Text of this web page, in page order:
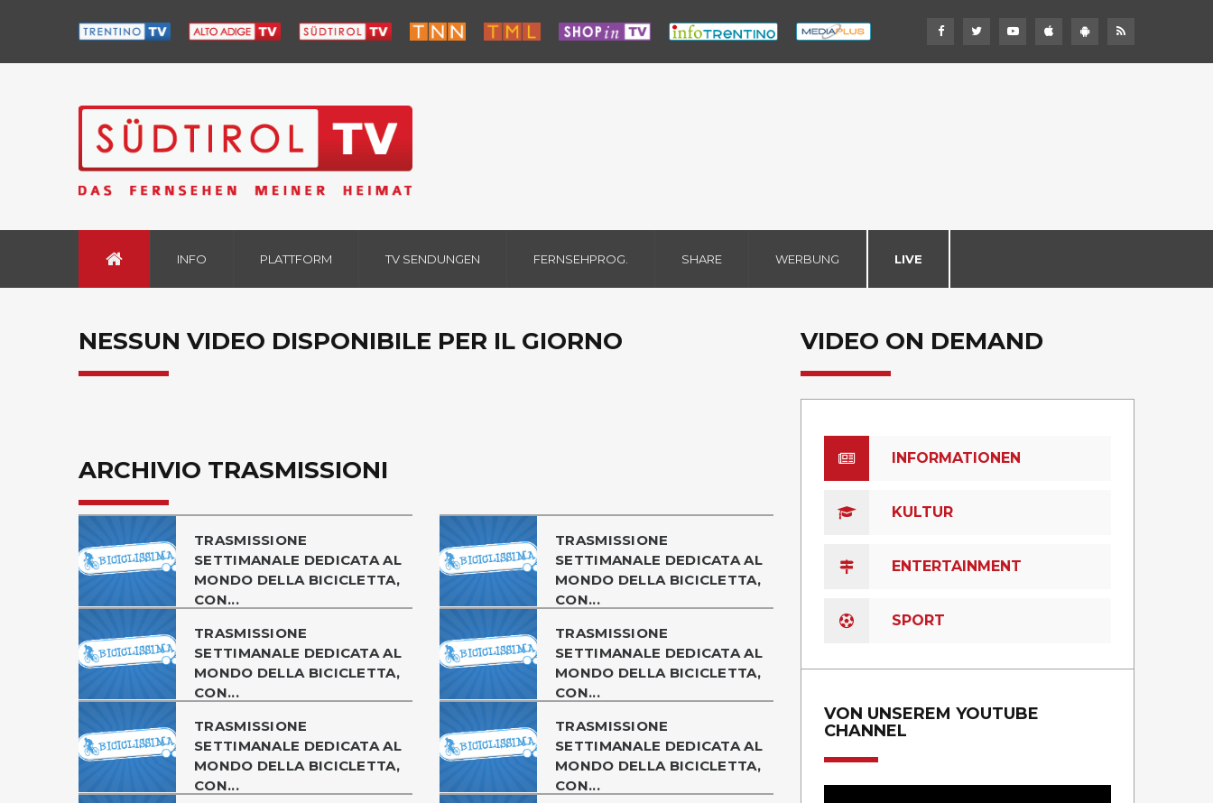
INFO PLATTFORM TV SENDUNGEN FERNSEHPROG. SHARE WERBUNG LIVE
NESSUN VIDEO DISPONIBILE PER IL GIORNO
ARCHIVIO TRASMISSIONI
TRASMISSIONE
SETTIMANALE DEDICATA AL
MONDO DELLA BICICLETTA,
CON...
TRASMISSIONE
SETTIMANALE DEDICATA AL
MONDO DELLA BICICLETTA,
CON...
TRASMISSIONE
SETTIMANALE DEDICATA AL
MONDO DELLA BICICLETTA,
CON...
TRASMISSIONE
SETTIMANALE DEDICATA AL
MONDO DELLA BICICLETTA,
CON...
TRASMISSIONE
SETTIMANALE DEDICATA AL
MONDO DELLA BICICLETTA,
CON...
TRASMISSIONE
SETTIMANALE DEDICATA AL
MONDO DELLA BICICLETTA,
CON...
VIDEO ON DEMAND
INFORMATIONEN
KULTUR
ENTERTAINMENT
SPORT
VON UNSEREM YOUTUBE
CHANNEL